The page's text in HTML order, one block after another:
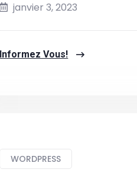
janvier 3, 2023
Informez Vous!
WORDPRESS